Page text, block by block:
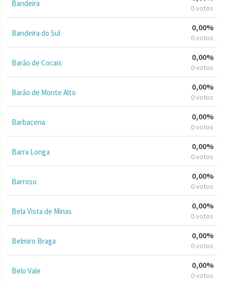
Bandeira 0 votos
Bandeira do Sul
0,00%
0 votos
Barão de Cocais
0,00%
0 votos
Barão de Monte Alto
0,00%
0 votos
Barbacena
0,00%
0 votos
Barra Longa
0,00%
0 votos
Barroso
0,00%
0 votos
Bela Vista de Minas
0,00%
0 votos
Belmiro Braga
0,00%
0 votos
Belo Vale
0,00%
0 votos